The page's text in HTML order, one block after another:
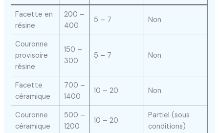
Facette en
résine
200 –
400
5 – 7 Non
Couronne
provisoire
résine
150 –
300
5 – 7 Non
Facette
céramique
700 –
1400
10 – 20 Non
Couronne
céramique
500 –
1200
10 – 20
Partiel (sous
conditions)